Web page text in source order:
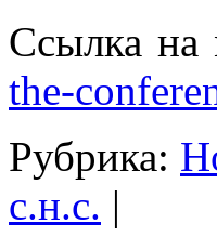
Ссылка на
the-
Рубрика:
с.н.с. |